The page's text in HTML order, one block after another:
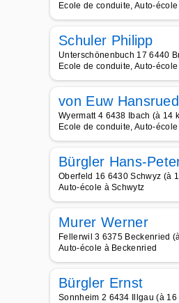
Ecole de conduite, Auto-
Schuler Philipp
Unterschönenbuch 17 6440
Ecole de conduite, Auto-
von Euw
Wyermatt 4 6438 Ibach (à 14
Ecole de conduite, Auto-
Bürgler Hans-
Oberfeld 16 6430 Schwyz (à
Auto-école à Schwytz
Murer Werner
Fellerwil 3 6375 Beckenried
Auto-école à Beckenried
Bürgler Ernst
Sonnheim 2 6434 Illgau (à 16